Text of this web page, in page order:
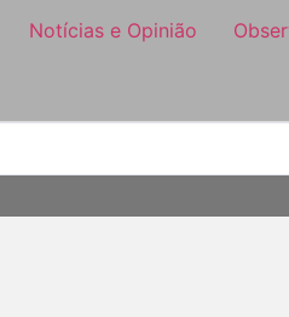
Notícias e Opinião